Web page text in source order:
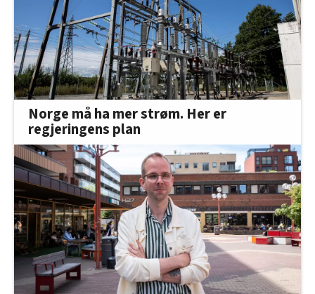
Norge må ha mer strøm. Her er
regjeringens plan